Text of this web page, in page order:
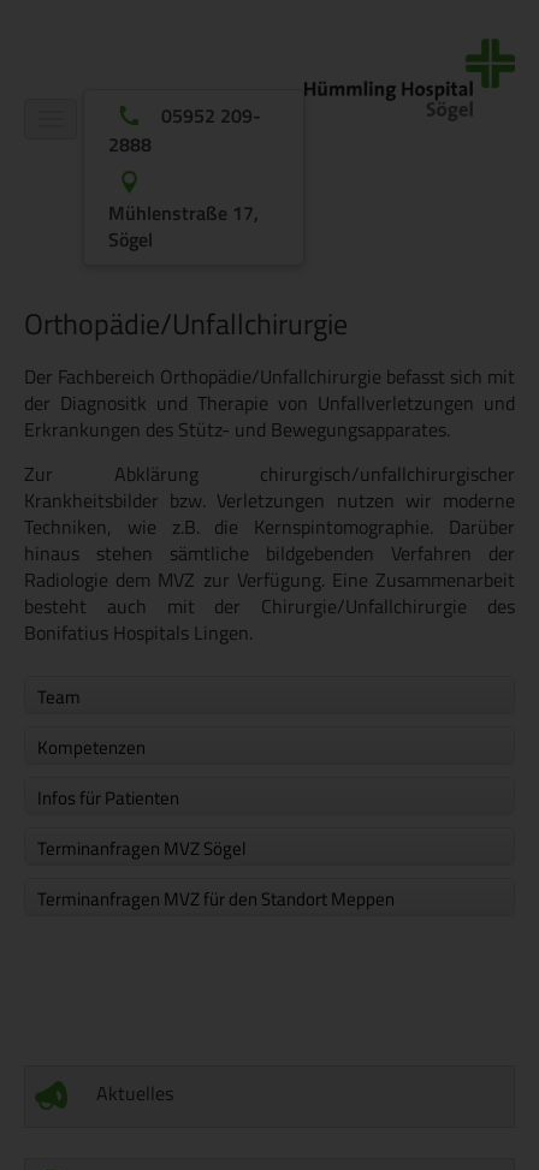
Navigation
ein-/ausblenden
05952 209-
2888
Mühlenstraße 17,
Sögel
Orthopädie/Unfallchirurgie
Der Fachbereich Orthopädie/Unfallchirurgie befasst sich mit
der Diagnositk und Therapie von Unfallverletzungen und
Erkrankungen des Stütz- und Bewegungsapparates.
Zur Abklärung chirurgisch/unfallchirurgischer
Krankheitsbilder bzw. Verletzungen nutzen wir moderne
Techniken, wie z.B. die Kernspintomographie. Darüber
hinaus stehen sämtliche bildgebenden Verfahren der
Radiologie dem MVZ zur Verfügung. Eine Zusammenarbeit
besteht auch mit der Chirurgie/Unfallchirurgie des
Bonifatius Hospitals Lingen.
Team
Kompetenzen
Infos für Patienten
Terminanfragen MVZ Sögel
Terminanfragen MVZ für den Standort Meppen
Aktuelles